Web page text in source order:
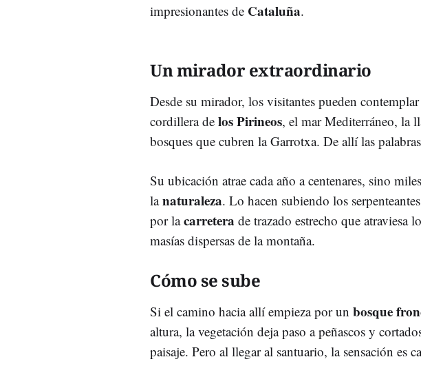
impresionantes de Cataluña.
Un mirador extraordinario
Desde su mirador, los visitantes pueden
cordillera de los Pirineos, el mar Mediterráneo, la
bosques que cubren la Garrotxa. De allí las
Su ubicación atrae cada año a centenares, sino
lanaturaleza. Lo hacen subiendo los
por lacarretera de trazado estrecho que atraviesa
masías dispersas de la montaña.
Cómo se sube
Si el camino hacia allí empieza por un bosque
altura, la vegetación deja paso a peñascos y
paisaje. Pero al llegar al santuario, la sensación es